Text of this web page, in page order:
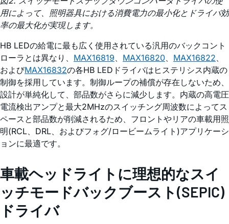
用によって、照明器具における消費電力の最小化とドライバ効
率の最大化が実現します。
HB LEDの給電に最も広く使用されている汎用のバックコント
ローラとは異なり、 MAX16819、 MAX16820、 MAX16822、
およびMAX16832の各HB LEDドライバはヒステリシス内蔵の
制御を採用しています。制御ループの補償が存在しないため、
設計が単純化して、部品数がさらに減少します。内蔵の高電圧
電流検出アンプと最大2MHzのスイッチング周波数によってス
ペースと部品数が削減されるため、フロントやリアの車載用照
明(RCL、DRL、およびフォグ/ロービームライト)アプリケーシ
ョンに最適です。
車載ヘッドライトに理想的なスイ
ッチモードバックブースト(SEPIC)
ドライバ